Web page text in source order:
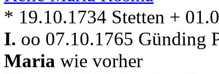
* 19.10.1734 Stetten +
I. oo 07.10.1765 Günding
Maria wie vorher